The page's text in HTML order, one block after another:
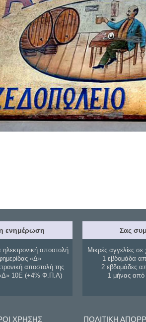
ενημέρωση
αποστολή
«Δ»
αποστολή της
«Δ» 10Ε (+4% Φ.Π.Α)
Σας
Μικρές αγγελίες σε
1 εβδομάδα
2 εβδομάδες
1 μήνας
ΧΡΗΣΗΣ ΠΟΛΙΤΙΚΗ